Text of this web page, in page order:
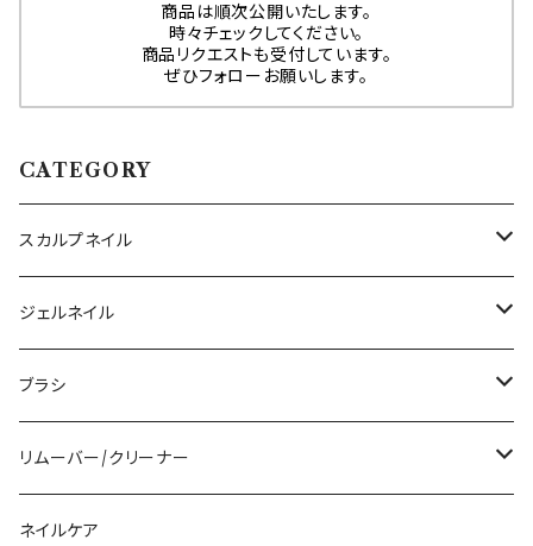
商品は順次公開いたします。
時々チェックしてください。
商品リクエストも受付しています。
ぜひフォローお願いします。
CATEGORY
スカルプネイル
アクリルジェル
アクリルリキッド
その他ツール
ジェルネイル
トップジェル
ベースジェル
ファンクションジェル
ブラシ
ジェルブラシ
アクリルブラシ
リムーバー/クリーナー
リムーバー
ネイルケア